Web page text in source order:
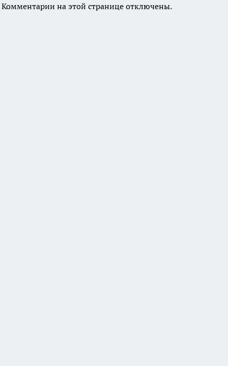
Комментарии на этой странице отключены.